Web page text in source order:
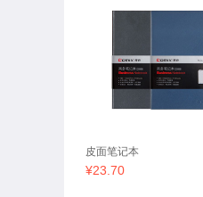
皮面笔记本
¥23.70